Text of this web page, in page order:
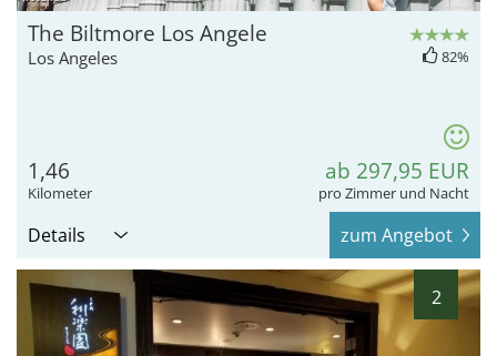
The Biltmore Los Angele
Los Angeles 82%
1,46
Kilometer
ab 297,95 EUR
pro Zimmer und Nacht
Details zum Angebot
2